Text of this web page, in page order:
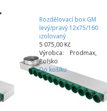
Rozdělovací box GM
levý/pravý 12x75/160
izolovaný
5 075,00 Kč
Výrobca: Prodmax,
Poľsko
Do košíku